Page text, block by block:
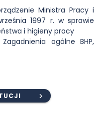
Ministra Pracy i
1997 r. w sprawie
i higieny pracy
ogólne BHP,